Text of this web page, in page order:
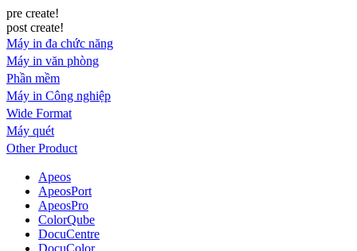
pre create!
post create!
Máy in đa chức năng
Máy in văn phòng
Phần mềm
Máy in Công nghiệp
Wide Format
Máy quét
Other Product
Apeos
ApeosPort
ApeosPro
ColorQube
DocuCentre
DocuColor